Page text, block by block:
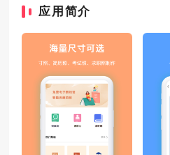
应用简介